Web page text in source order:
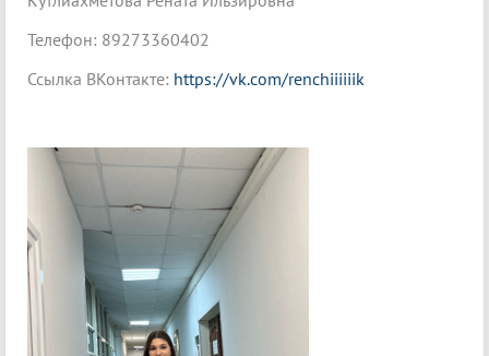
Телефон: 89273360402
Ссылка ВКонтакте: https://vk.com/renchiiiiiik